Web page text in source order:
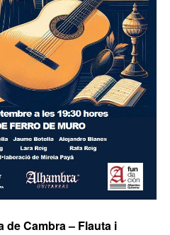
de Cambra – Flauta i